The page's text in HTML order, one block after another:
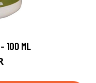
100 ML